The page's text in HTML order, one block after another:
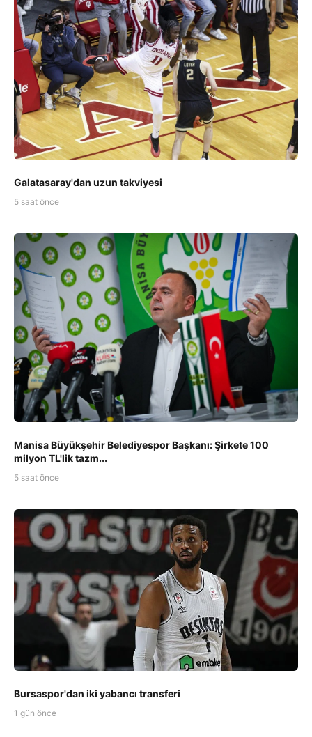
Galatasaray'dan uzun takviyesi
5 saat önce
Manisa Büyükşehir Belediyespor Başkanı: Şirkete 100
milyon TL'lik tazm...
5 saat önce
Bursaspor'dan iki yabancı transferi
1 gün önce